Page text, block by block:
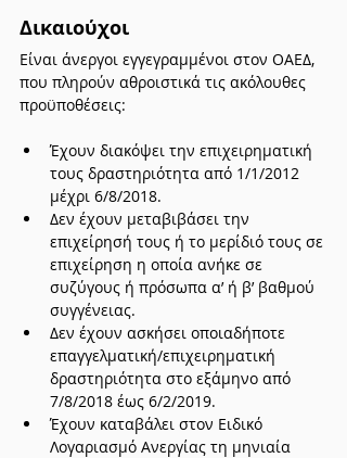
Δικαιούχοι
Είναι άνεργοι εγγεγραμμένοι στον ΟΑΕΔ,
που πληρούν αθροιστικά τις ακόλουθες
προϋποθέσεις:
Έχουν διακόψει την επιχειρηματική
τους δραστηριότητα από 1/1/2012
μέχρι 6/8/2018.
Δεν έχουν μεταβιβάσει την
επιχείρησή τους ή το μερίδιό τους σε
επιχείρηση η οποία ανήκε σε
συζύγους ή πρόσωπα α’ ή β’ βαθμού
συγγένειας.
Δεν έχουν ασκήσει οποιαδήποτε
επαγγελματική/επιχειρηματική
δραστηριότητα στο εξάμηνο από
7/8/2018 έως 6/2/2019.
Έχουν καταβάλει στον Ειδικό
Λογαριασμό Ανεργίας τη μηνιαία